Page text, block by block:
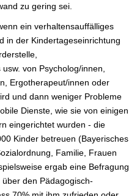
zu gering sei.
ein verhaltensauffälliges
in der Kindertageseinrichtung
von Psycholog/innen,
Ergotherapeut/innen oder
und dann weniger Probleme
Dienste, wie sie von einigen
eingerichtet wurden - die
Kinder betreuen (Bayerisches
Familie, Frauen
ergab eine Befragung
den Pädagogisch-